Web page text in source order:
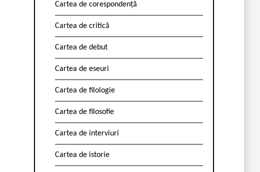
Cartea de corespondență
Cartea de critică
Cartea de debut
Cartea de eseuri
Cartea de filologie
Cartea de filosofie
Cartea de interviuri
Cartea de istorie